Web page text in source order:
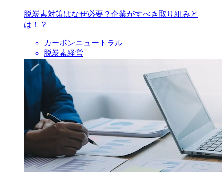
脱炭素対策はなぜ必要？企業がすべき取り組みと
は！？
カーボンニュートラル
脱炭素経営